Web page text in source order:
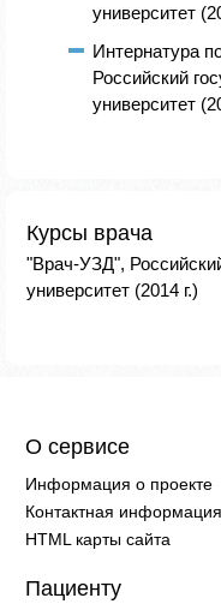
университет
Интернатура
Российский
университет
Курсы врача
"Врач-УЗД",
университет (2014 г.)
О сервисе
Информация о проекте
Контактная информация
HTML карты сайта
Пациенту